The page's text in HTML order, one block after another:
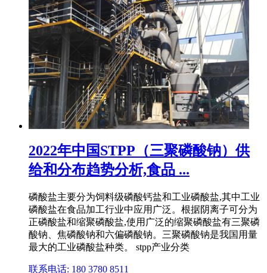
2022年中国STPP（三聚磷酸钠）供
给和分布趋势分析,食品 ...
磷酸盐主要分为饲料级磷酸钙盐和工业磷酸盐,其中工业
磷酸盐在食品加工行业中应用广泛。根据阴离子可分为
正磷酸盐和缩聚磷酸盐,使用广泛的缩聚磷酸盐有三聚磷
酸钠、焦磷酸钠和六偏磷酸钠。三聚磷酸钠是我国用量
最大的工业磷酸盐种类。 stpp产业分类
联系电话: 180 3780 8511